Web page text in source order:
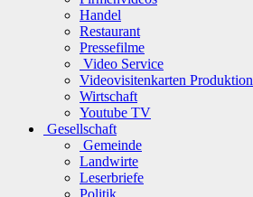
Handel
Restaurant
Pressefilme
Video Service
Videovisitenkarten Produktion
Wirtschaft
Youtube TV
Gesellschaft
Gemeinde
Landwirte
Leserbriefe
Politik